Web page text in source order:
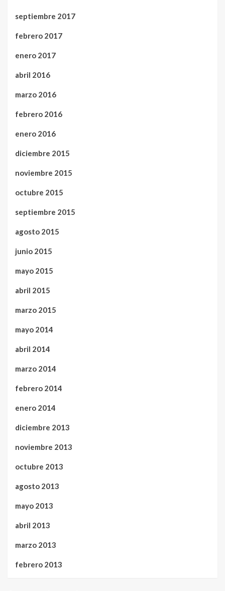
septiembre 2017
febrero 2017
enero 2017
abril 2016
marzo 2016
febrero 2016
enero 2016
diciembre 2015
noviembre 2015
octubre 2015
septiembre 2015
agosto 2015
junio 2015
mayo 2015
abril 2015
marzo 2015
mayo 2014
abril 2014
marzo 2014
febrero 2014
enero 2014
diciembre 2013
noviembre 2013
octubre 2013
agosto 2013
mayo 2013
abril 2013
marzo 2013
febrero 2013